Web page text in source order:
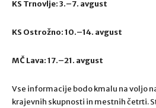
KS Trnovlje: 3.–7. avgust
KS Ostrožno: 10.–14. avgust
MČ Lava: 17.–21. avgust
Vse informacije bodo kmalu na voljo
krajevnih skupnosti in mestnih četrti.